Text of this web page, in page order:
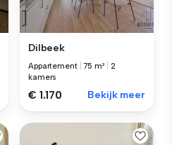
Dilbeek
Appartement |75 m²
2
kamers
€ 1.170 Bekijk meer